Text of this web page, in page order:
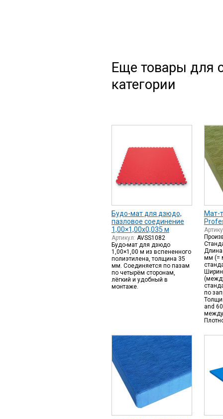
Еще товары для
категории
Будо-мат для дзюдо,
пазловое соединение
1,00×1,00х0,035 м
Артикул: AVSS1082
Будо-мат для дзюдо
1,00×1,00 м из вспененного
полиэтилена, толщина 35
мм. Соединяется по пазам
по четырём сторонам,
лёгкий и удобный в
монтаже.
Мат-
Длина
мм (=
по
and